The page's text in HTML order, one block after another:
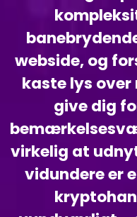
webside, og
kaste lys
give dig
virkelig at
vidundere er